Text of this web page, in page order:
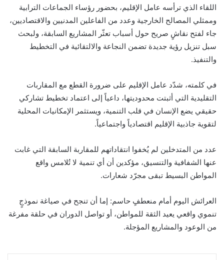
اللقاء الذي ترأسه عامل الإقليم، بحضور رؤساء الجماعات الترابية
وممثلي المصالح الخارجية وعدد من الفاعلين المدنيين والاقتصاديين،
جاء لفتح نقاشٍ صريح حول أسباب تعثّر المشاريع السابقة، ولبحث
سبل تنزيل رؤية جديدة تضمن النجاعة والالتقائية في التخطيط
والتنفيذ.
في كلمته، شدّد عامل الإقليم على ضرورة القطع مع المقاربات
التقليدية التي أثبتت محدوديتها، داعياً إلى اعتماد تخطيط تشاركي
حقيقي يضع الإنسان في قلب التنمية، ويستثمر الإمكانيات المحلية
لتقوية جاذبية الإقليم اقتصادياً واجتماعياً.
عدد من المتدخلين لم يُخفوا انتقاداتهم للمقاربة السابقة التي غابت
عنها الشفافية والتنسيق، مؤكدين أن أي تنمية لا تُلامس واقع
المواطن البسيط تبقى مجرّد شعارات.
العرائش اليوم أمام منعطفٍ حاسم: إما أن تنجح في صياغة نموذجٍ
تنموي واقعي يعيد الثقة للمواطن، أو تواصل الدوران في حلقة مفرغة
من الوعود والمشاريع المؤجلة.